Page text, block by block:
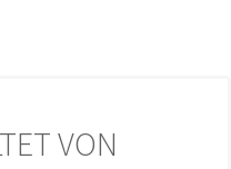
VON